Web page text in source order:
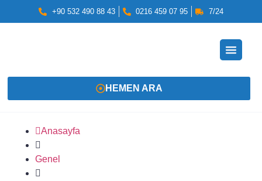
+90 532 490 88 43 0216 459 07 95 7/24
HEMEN ARA
Anasayfa
Genel